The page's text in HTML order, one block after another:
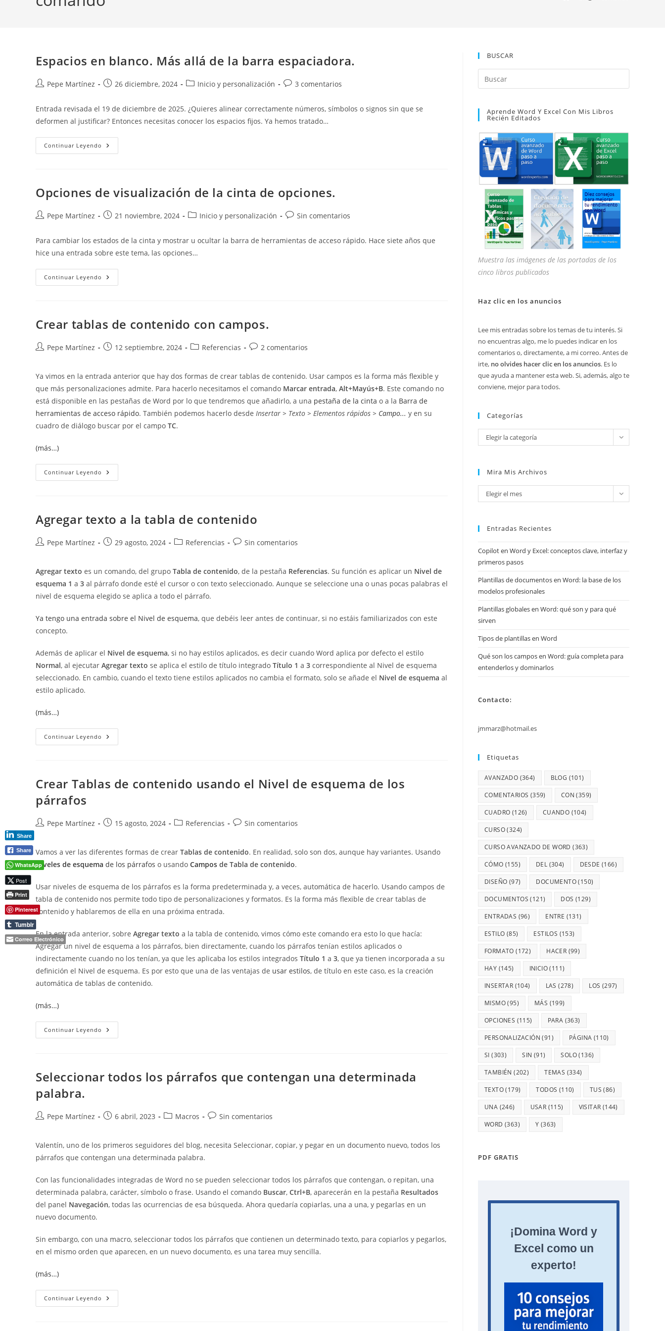
Espacios en blanco. Más allá de la barra espaciadora.
Autor
la
entrada:
Pepe Martínez
Publicación
la
entrada:
26 diciembre, 2024
Categoría
entrada:
Inicio y personalización
Comentarios
la
entrada:
3 comentarios
Entrada revisada el 19 de diciembre de 2025. ¿Quieres alinear correctamente números, símbolos o signos sin que se
deformen al justificar? Entonces necesitas conocer los espacios fijos. Ya hemos tratado…
Continuar Leyendo Espacios
En
Barra
Opciones de visualización de la cinta de opciones.
Autor
la
entrada:
Pepe Martínez
Publicación
entrada:
21 noviembre, 2024
Categoría
entrada:
Inicio y personalización
Comentarios
la
entrada:
Sin comentarios
Para cambiar los estados de la cinta y mostrar u ocultar la barra de herramientas de acceso rápido. Hace siete años que
hice una entrada sobre este tema, las opciones…
Continuar Leyendo Opciones
De
Opciones.
Crear tablas de contenido con campos.
Autor
entrada:
Pepe Martínez
Publicación
entrada:
12 septiembre, 2024
Categoría
entrada:
Referencias
Comentarios
entrada:
2 comentarios
Ya vimos en la entrada anterior que hay dos formas de crear tablas de contenido. Usar campos es la forma más flexible y
que más personalizaciones admite. Para hacerlo necesitamos el comando Marcar entrada, Alt+Mayús+B. Este comando no
está disponible en las pestañas de Word por lo que tendremos que añadirlo, a una pestaña de la cinta o a la Barra de
herramientas de acceso rápido. También podemos hacerlo desde Insertar > Texto > Elementos rápidos > Campo... y en su
cuadro de diálogo buscar por el campo TC.
(más…)
Continuar Leyendo Crear
Tablas
Agregar texto a la tabla de contenido
Autor
entrada:
Pepe Martínez
Publicación
entrada:
29 agosto, 2024
Categoría
entrada:
Referencias
Comentarios
entrada:
Sin comentarios
Agregar texto es un comando, del grupo Tabla de contenido, de la pestaña Referencias. Su función es aplicar un Nivel de
esquema 1 a 3 al párrafo donde esté el cursor o con texto seleccionado. Aunque se seleccione una o unas pocas palabras el
nivel de esquema elegido se aplica a todo el párrafo.
Ya tengo una entrada sobre el Nivel de esquema, que debéis leer antes de continuar, si no estáis familiarizados con este
concepto.
Además de aplicar el Nivel de esquema, si no hay estilos aplicados, es decir cuando Word aplica por defecto el estilo
Normal, al ejecutar Agregar texto se aplica el estilo de título integrado Título 1 a 3 correspondiente al Nivel de esquema
seleccionado. En cambio, cuando el texto tiene estilos aplicados no cambia el formato, solo se añade el Nivel de esquema al
estilo aplicado.
(más…)
Continuar Leyendo Agregar
Texto
Contenido
Crear Tablas de contenido usando el Nivel de esquema de los
párrafos
Autor
entrada:
Pepe Martínez
Publicación
entrada:
15 agosto, 2024
Categoría
entrada:
Referencias
Comentarios
entrada:
Sin comentarios
Vamos a ver las diferentes formas de crear Tablas de contenido. En realidad, solo son dos, aunque hay variantes. Usando
Niveles de esquema de los párrafos o usando Campos de Tabla de contenido.
Usar niveles de esquema de los párrafos es la forma predeterminada y, a veces, automática de hacerlo. Usando campos de
tabla de contenido nos permite todo tipo de personalizaciones y formatos. Es la forma más flexible de crear tablas de
contenido y hablaremos de ella en una próxima entrada.
En la entrada anterior, sobre Agregar texto a la tabla de contenido, vimos cómo este comando era esto lo que hacía:
Agregar un nivel de esquema a los párrafos, bien directamente, cuando los párrafos tenían estilos aplicados o
indirectamente cuando no los tenían, ya que les aplicaba los estilos integrados Título 1 a 3, que ya tienen incorporada a su
definición el Nivel de esquema. Es por esto que una de las ventajas de usar estilos, de título en este caso, es la creación
automática de tablas de contenido.
(más…)
Continuar Leyendo Crear
Tablas
Nivel
De
Seleccionar todos los párrafos que contengan una determinada
palabra.
Autor
entrada:
Pepe Martínez
Publicación
entrada:
6 abril, 2023
Categoría
entrada:
Macros
Comentarios
entrada:
Sin comentarios
Valentín, uno de los primeros seguidores del blog, necesita Seleccionar, copiar, y pegar en un documento nuevo, todos los
párrafos que contengan una determinada palabra.
Con las funcionalidades integradas de Word no se pueden seleccionar todos los párrafos que contengan, o repitan, una
determinada palabra, carácter, símbolo o frase. Usando el comando Buscar, Ctrl+B, aparecerán en la pestaña Resultados
del panel Navegación, todas las ocurrencias de esa búsqueda. Ahora quedaría copiarlas, una a una, y pegarlas en un
nuevo documento.
Sin embargo, con una macro, seleccionar todos los párrafos que contienen un determinado texto, para copiarlos y pegarlos,
en el mismo orden que aparecen, en un nuevo documento, es una tarea muy sencilla.
(más…)
Continuar Leyendo Seleccionar
Todos
BUSCAR
Escape
Aprende Word Y Excel Con Mis Libros
Recién Editados
Muestra las imágenes de las portadas de los
cinco libros publicados
Haz clic en los anuncios
Lee mis entradas sobre los temas de tu interés. Si
no encuentras algo, me lo puedes indicar en los
comentarios o, directamente, a mi correo. Antes de
irte, no olvides hacer clic en los anuncios. Es lo
que ayuda a mantener esta web. Si, además, algo te
conviene, mejor para todos.
Categorías
Categorías
Elegir la categoría
Mira Mis Archivos
Mira
mis
Elegir el mes
Entradas Recientes
Copilot en Word y Excel: conceptos clave, interfaz y
primeros pasos
Plantillas de documentos en Word: la base de los
modelos profesionales
Plantillas globales en Word: qué son y para qué
sirven
Tipos de plantillas en Word
Qué son los campos en Word: guía completa para
entenderlos y dominarlos
Contacto:
jmmarz@hotmail.es
Etiquetas
AVANZADO (364) BLOG (101)
COMENTARIOS (359) CON (359)
CUADRO (126) CUANDO (104)
CURSO(324)
CURSO AVANZADO DE WORD (363)
CÓMO (155) DEL (304) DESDE (166)
DISEÑO (97) DOCUMENTO(150)
DOCUMENTOS (121) DOS (129)
ENTRADAS (96) ENTRE (131)
ESTILO (85) ESTILOS (153)
FORMATO (172) HACER (99)
HAY (145) INICIO(111)
INSERTAR (104) LAS (278) LOS (297)
MISMO(95) MÁS (199)
OPCIONES (115) PARA (363)
PERSONALIZACIÓN (91) PÁGINA (110)
SI (303) SIN (91) SOLO(136)
TAMBIÉN (202) TEMAS (334)
TEXTO(179) TODOS (110) TUS (86)
UNA (246) USAR (115) VISITAR (144)
WORD (363) Y (363)
PDF GRATIS
Share
Share
WhatsApp
Post
Print
Pinterest
Tumblr
Correo Electrónico